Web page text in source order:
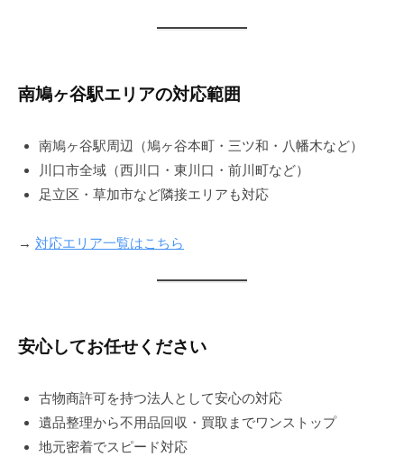
南鳩ヶ谷駅エリアの対応範囲
南鳩ヶ谷駅周辺（鳩ヶ谷本町・三ツ和・八幡木など）
川口市全域（西川口・東川口・前川町など）
足立区・草加市など隣接エリアも対応
→ 対応エリア一覧はこちら
安心してお任せください
古物商許可を持つ法人として安心の対応
遺品整理から不用品回収・買取までワンストップ
地元密着でスピード対応